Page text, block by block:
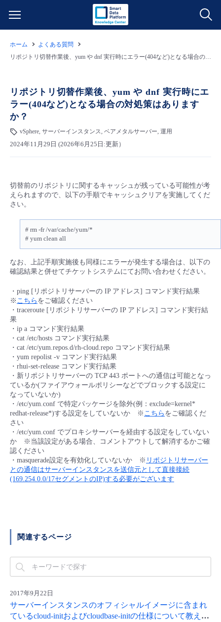
サービス一覧
クラウド/サーバー
ネットワーク
モニタリング/監査
サポート
管理機能
すべてのメニューを見る
データ利活用
クラウド/サーバー
IoT
モニタリング/監査
サポート
管理機能
すべてのメニューを見る
料金情報
料金シミュレーター
クラウド/サーバー
ネットワーク
IoT
モニタリング/監査
サポート
すべてのメニューを見る
ご利用開始ガイド
- 管理機能
■ セットアップガイド
- ユーザー機能の管理
- 登録情報の管理
- APIリファレンス
■ 基本構築ガイド
- クラウド / サーバー
- Flexible InterConnect
- Flexible Remote Access
- バックアップ
- セキュリティ・監査
- IoT
- マルチクラウド利用
- リモートワーク
- ITインフラストラクチャー
- その他
故障/メンテナンス情報
サービス稼働状況
故障/メンテナンス履歴
メンテナンス予定
定期メンテナンス
パートナー
販売パートナー向けプログラム
協業パートナー
トレーニング/操作動画
脱炭素化
ホーム
よくある質問
リポジトリ切替作業後、yum や dnf 実行時にエラー(404など)となる場合の対処策はありますか？
リポジトリ切替作業後、yum や dnf 実行時にエ
ラー(404など)となる場合の対処策はあります
か？
vSphere, サーバーインスタンス, ベアメタルサーバー, 運用
2024年11月29日 (2026年6月25日:更新）
切替前のリポジトリに関するキャッシュが残っている可能性が考
えられますので、以下の手順でキャッシュクリアを実施してくだ
さい。
# rm -fr /var/cache/yum/*
# yum clean all
なお、上記手順実施後も同様にエラーが発生する場合は、以下の
確認結果と併せてチケットシステムにてお問い合わせください。
・ping [リポジトリサーバーの IP アドレス] コマンド実行結果
※ こちら をご確認ください
・traceroute [リポジトリサーバーの IP アドレス] コマンド実行結
果
・ip a コマンド実行結果
・cat /etc/hosts コマンド実行結果
・cat /etc/yum.repos.d/rh-cloud.repo コマンド実行結果
・yum repolist -v コマンド実行結果
・rhui-set-release コマンド実行結果
・新リポジトリサーバーの TCP 443 ポートへの通信は可能となっ
ているか(ファイアウォールポリシーなどでブロックする設定に
なっていないか)
・/etc/yum.conf で特定パッケージを除外(例：exclude=kernel*
redhat-release*)する設定をしていないか ※ こちら をご確認くだ
さい
・/etc/yum.conf でプロキシサーバーを経由する設定をしていない
か ※当該設定がある場合、コメントアウトして解消するかご確
認ください
・masquerade設定を有効化していないか ※ リポジトリサーバー
との通信はサーバーインスタンスを送信元として直接接続
(169.254.0.0/17セグメントのIP)する必要がございます
関連するページ
2017年9月22日
サーバーインスタンスのオフィシャルイメージに含まれ
ているcloud-initおよびcloudbase-initの仕様について教えて